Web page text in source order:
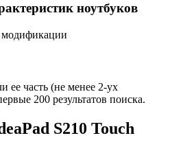
ноутбуков
модификации
ее часть (не менее 2-ух
200 результатов поиска.
S210 Touch